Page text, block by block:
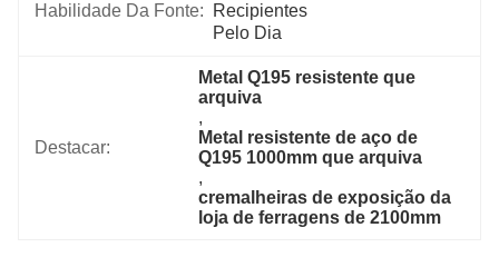
Habilidade Da Fonte:
Recipientes
Pelo Dia
Destacar:
Metal Q195 resistente que
arquiva
,
Metal resistente de aço de
Q195 1000mm que arquiva
,
cremalheiras de exposição da
loja de ferragens de 2100mm